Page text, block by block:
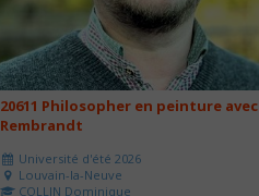
20611 Philosopher en peinture avec
Rembrandt
Université d'été 2026
Louvain-la-Neuve
COLLIN Dominique